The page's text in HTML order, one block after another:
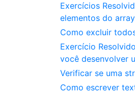
Exercícios
elementos do
Como excluir
Exercício
você desenvolver
Verificar se uma
Como escrever